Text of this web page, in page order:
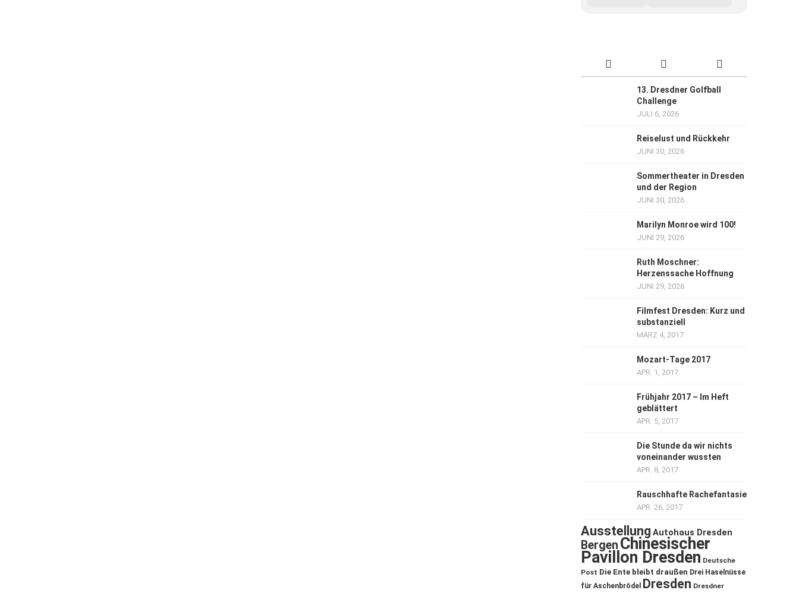
13. Dresdner Golfball
Challenge
JULI 6, 2026
Reiselust und Rückkehr
JUNI 30, 2026
Sommertheater in Dresden
und der Region
JUNI 30, 2026
Marilyn Monroe wird 100!
JUNI 29, 2026
Ruth Moschner:
Herzenssache Hoffnung
JUNI 29, 2026
Filmfest Dresden: Kurz und
substanziell
MÄRZ 4, 2017
Mozart-Tage 2017
APR. 1, 2017
Frühjahr 2017 – Im Heft
geblättert
APR. 5, 2017
Die Stunde da wir nichts
voneinander wussten
APR. 8, 2017
Rauschhafte Rachefantasie
APR. 26, 2017
Ausstellung Autohaus Dresden
Bergen Chinesischer
Pavillon Dresden Deutsche
Post Die Ente bleibt draußen Drei Haselnüsse
für Aschenbrödel
Dresden Dresdner